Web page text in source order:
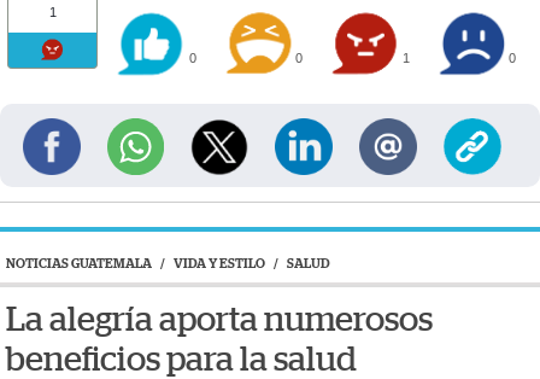
1
0 0 1 0
NOTICIAS GUATEMALA / VIDA Y ESTILO / SALUD
La alegría aporta numerosos
beneficios para la salud